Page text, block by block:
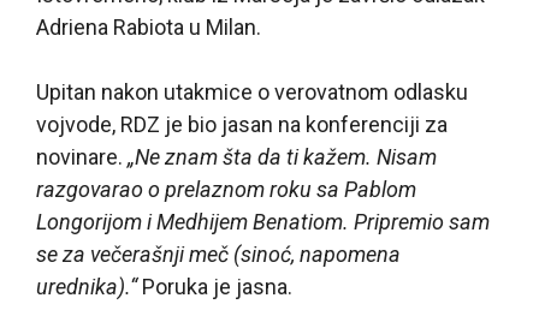
Adriena Rabiota u Milan.
Upitan nakon utakmice o verovatnom odlasku
vojvode, RDZ je bio jasan na konferenciji za
novinare. „Ne znam šta da ti kažem. Nisam
razgovarao o prelaznom roku sa Pablom
Longorijom i Medhijem Benatiom. Pripremio sam
se za večerašnji meč (sinoć, napomena
urednika).“Poruka je jasna.